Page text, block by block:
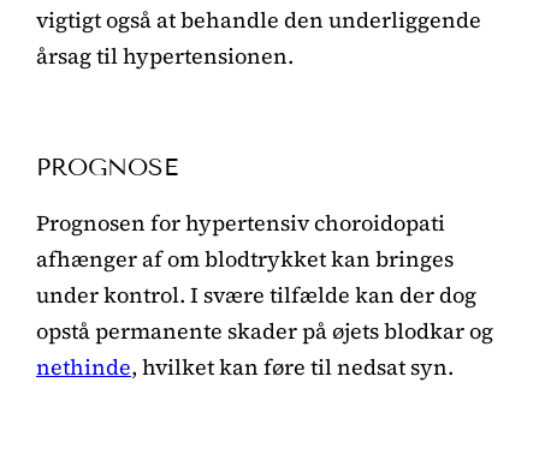
vigtigt også at behandle den underliggende
årsag til hypertensionen.
PROGNOSE
Prognosen for hypertensiv choroidopati
afhænger af om blodtrykket kan bringes
under kontrol. I svære tilfælde kan der dog
opstå permanente skader på øjets blodkar og
nethinde, hvilket kan føre til nedsat syn.